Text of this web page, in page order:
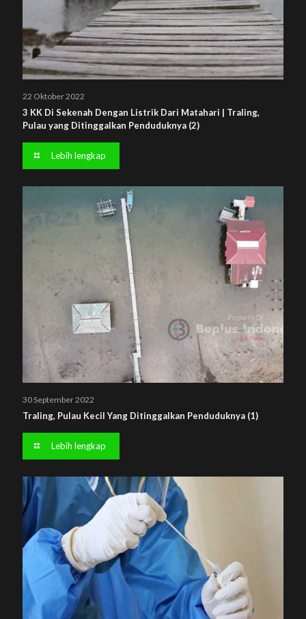
22 Oktober 2022
3 KK Di Sekenah Dengan Listrik Dari Matahari | Traling,
Pulau yang Ditinggalkan Penduduknya (2)
Lebih lengkap
30 September 2022
Traling, Pulau Kecil Yang Ditinggalkan Penduduknya (1)
Lebih lengkap